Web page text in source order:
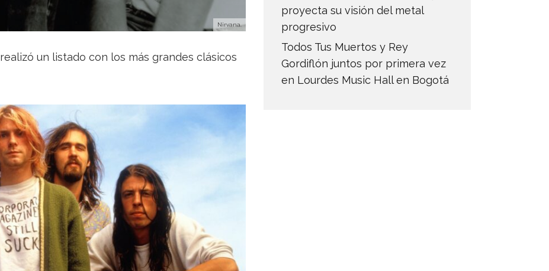
Nirvana.
realizó un listado con los más grandes clásicos
proyecta su visión del metal
progresivo
Todos Tus Muertos y Rey
Gordiflón juntos por primera vez
en Lourdes Music Hall en Bogotá